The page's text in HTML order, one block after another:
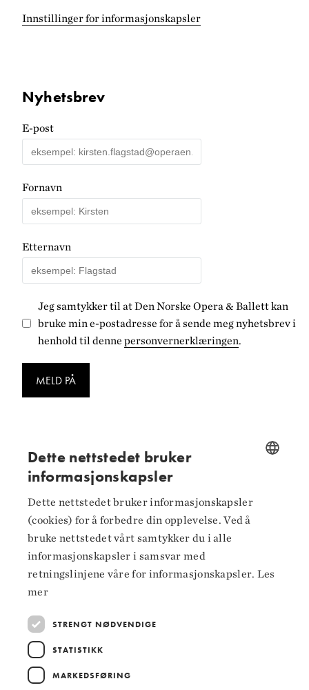
Innstillinger for informasjonskapsler
Nyhetsbrev
E-post
Fornavn
Etternavn
Jeg samtykker til at Den Norske Opera & Ballett kan
bruke min e-postadresse for å sende meg nyhetsbrev i
henhold til denne personvernerklæringen.
MELD PÅ
Følg oss på
Facebook
Instagram
LinkedIn
Hoved­samarbeidspartnere
ENGLISH
Dette nettstedet bruker
informasjonskapsler
Dette nettstedet bruker informasjonskapsler
(cookies) for å forbedre din opplevelse. Ved å
bruke nettstedet vårt samtykker du i alle
informasjonskapsler i samsvar med
retningslinjene våre for informasjonskapsler. Les
mer
STRENGT NØDVENDIGE
STATISTIKK
MARKEDSFØRING